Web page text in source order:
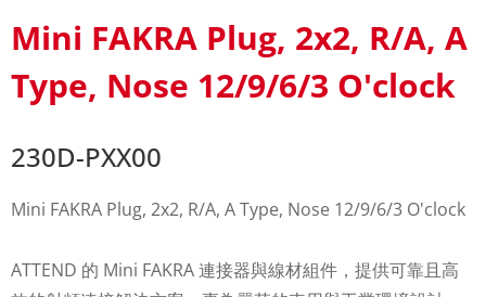
Mini FAKRA Plug, 2x2, R/A, A
Type, Nose 12/9/6/3 O'clock
230D-PXX00
Mini FAKRA Plug, 2x2, R/A, A Type, Nose 12/9/6/3 O'clock
ATTEND 的 Mini FAKRA 連接器與線材組件，提供可靠且高